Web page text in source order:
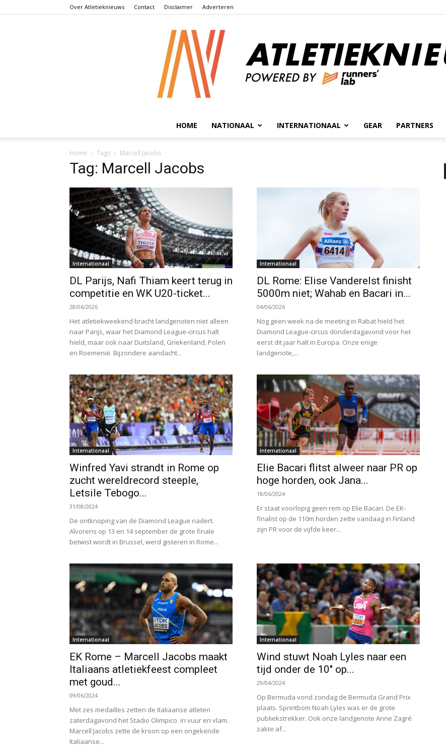
Over Atletieknieuws Contact Disclaimer Adverteren
HOME NATIONAAL INTERNATIONAAL GEAR PARTNERS
Home Tags Marcell Jacobs
Tag: Marcell Jacobs
Internationaal
DL Parijs, Nafi Thiam keert terug in
competitie en WK U20-ticket...
28/06/2026
Het atletiekweekend bracht landgenoten niet alleen
naar Parijs, waar het Diamond League-circus halt
hield, maar ook naar Duitsland, Griekenland, Polen
en Roemenië. Bijzondere aandacht...
Internationaal
DL Rome: Elise Vanderelst finisht
5000m niet; Wahab en Bacari in...
04/06/2026
Nog geen week na de meeting in Rabat hield het
Diamond League-circus donderdagavond voor het
eerst dit jaar halt in Europa. Onze enige
landgenote,...
Internationaal
Winfred Yavi strandt in Rome op
zucht wereldrecord steeple,
Letsile Tebogo...
31/08/2024
De ontknoping van de Diamond League nadert.
Alvorens op 13 en 14 september de grote finale
betwist wordt in Brussel, werd gisteren in Rome...
Internationaal
Elie Bacari flitst alweer naar PR op
hoge horden, ook Jana...
18/06/2024
Er staat voorlopig geen rem op Elie Bacari. De EK-
finalist op de 110m horden zette vandaag in Finland
zijn PR voor de vijfde keer...
Internationaal
EK Rome – Marcell Jacobs maakt
Italiaans atletiekfeest compleet
met goud...
09/06/2024
Met zes medailles zetten de Italiaanse atleten
zaterdagavond het Stadio Olimpico in vuur en vlam.
Marcell Jacobs zette de kroon op een ongekende
Italiaanse...
Internationaal
Wind stuwt Noah Lyles naar een
tijd onder de 10″ op...
29/04/2024
Op Bermuda vond zondag de Bermuda Grand Prix
plaats. Sprintbom Noah Lyles was er de grote
publiekstrekker. Ook onze landgenote Anne Zagré
zakte af...